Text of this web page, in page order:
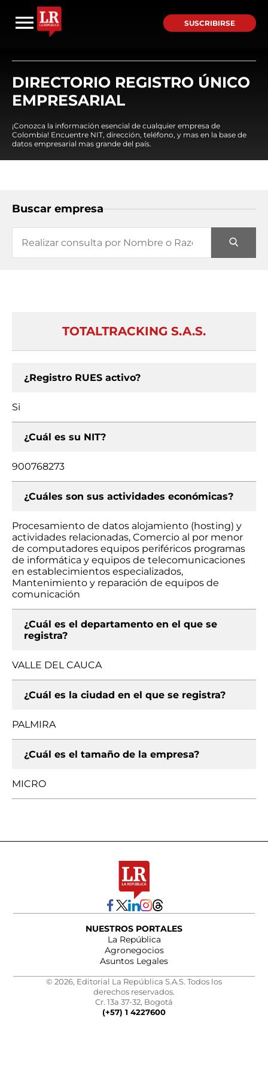
SUSCRIBIRSE
DIRECTORIO REGISTRO ÚNICO
EMPRESARIAL
¡Conozca la información esencial de cualquier empresa de
Colombia! Encuentre NIT, dirección, teléfono, y mas en la base de
datos empresarial mas grande del país.
Buscar empresa
TOTALTRACKING S.A.S.
¿Registro RUES activo?
Si
¿Cuál es su NIT?
900768273
¿Cuáles son sus actividades económicas?
Procesamiento de datos alojamiento (hosting) y
actividades relacionadas, Comercio al por menor
de computadores equipos periféricos programas
de informática y equipos de telecomunicaciones
en establecimientos especializados,
Mantenimiento y reparación de equipos de
comunicación
¿Cuál es el departamento en el que se
registra?
VALLE DEL CAUCA
¿Cuál es la ciudad en el que se registra?
PALMIRA
¿Cuál es el tamaño de la empresa?
MICRO
NUESTROS PORTALES
La República
Agronegocios
Asuntos Legales
© 2026, Editorial La República S.A.S. Todos los
derechos reservados.
Cr. 13a 37-32, Bogotá
(+57) 1 4227600